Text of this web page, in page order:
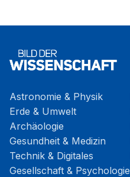
Astronomie & Physik
Erde & Umwelt
Archäologie
Gesundheit & Medizin
Technik & Digitales
Gesellschaft & Psychologie